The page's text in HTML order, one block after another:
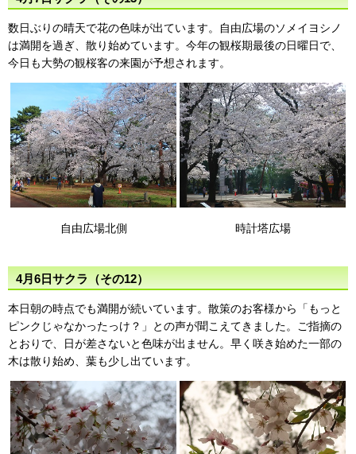
数日ぶりの晴天で花の色味が出ています。自由広場のソメイヨシノ
は満開を過ぎ、散り始めています。今年の観桜期最後の日曜日で、
今日も大勢の観桜客の来園が予想されます。
自由広場北側 時計塔広場
4月6日サクラ（その12）
本日朝の時点でも満開が続いています。散策のお客様から「もっと
ピンクじゃなかったっけ？」との声が聞こえてきました。ご指摘の
とおりで、日が差さないと色味が出ません。早く咲き始めた一部の
木は散り始め、葉も少し出ています。